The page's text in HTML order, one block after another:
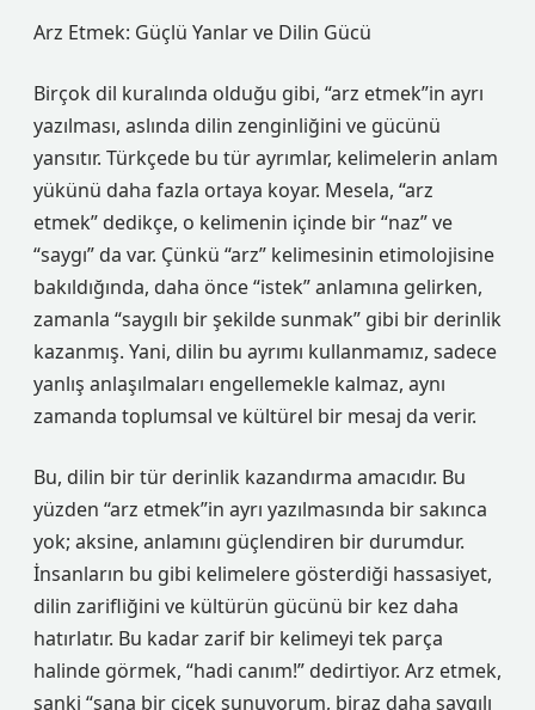
Arz Etmek: Güçlü Yanlar ve Dilin Gücü
Birçok dil kuralında olduğu gibi, “arz etmek”in ayrı
yazılması, aslında dilin zenginliğini ve gücünü
yansıtır. Türkçede bu tür ayrımlar, kelimelerin anlam
yükünü daha fazla ortaya koyar. Mesela, “arz
etmek” dedikçe, o kelimenin içinde bir “naz” ve
“saygı” da var. Çünkü “arz” kelimesinin etimolojisine
bakıldığında, daha önce “istek” anlamına gelirken,
zamanla “saygılı bir şekilde sunmak” gibi bir derinlik
kazanmış. Yani, dilin bu ayrımı kullanmamız, sadece
yanlış anlaşılmaları engellemekle kalmaz, aynı
zamanda toplumsal ve kültürel bir mesaj da verir.
Bu, dilin bir tür derinlik kazandırma amacıdır. Bu
yüzden “arz etmek”in ayrı yazılmasında bir sakınca
yok; aksine, anlamını güçlendiren bir durumdur.
İnsanların bu gibi kelimelere gösterdiği hassasiyet,
dilin zarifliğini ve kültürün gücünü bir kez daha
hatırlatır. Bu kadar zarif bir kelimeyi tek parça
halinde görmek, “hadi canım!” dedirtiyor. Arz etmek,
sanki “sana bir çiçek sunuyorum, biraz daha saygılı